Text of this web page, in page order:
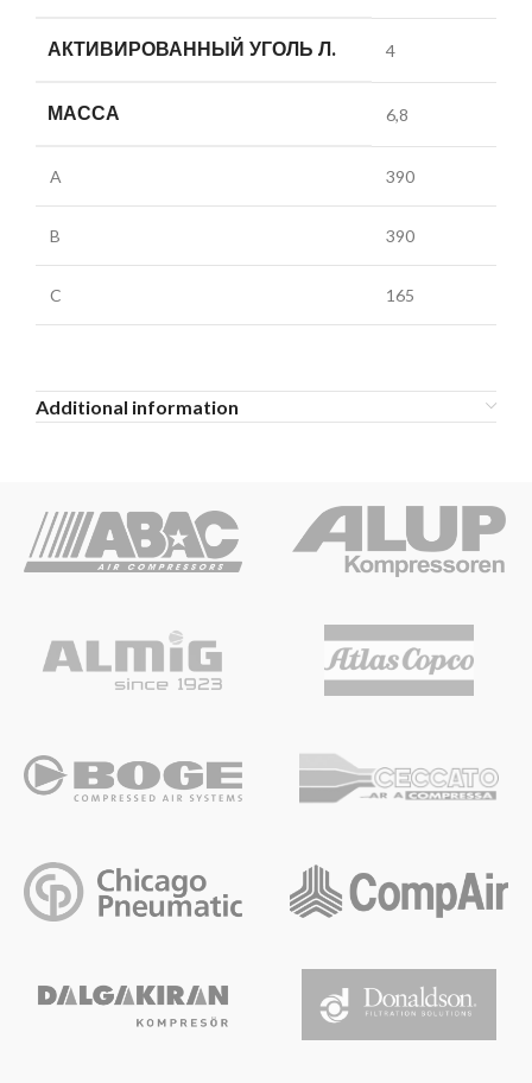
АКТИВИРОВАННЫЙ УГОЛЬ Л. 4
МАССА 6,8
A 390
B 390
C 165
Additional information